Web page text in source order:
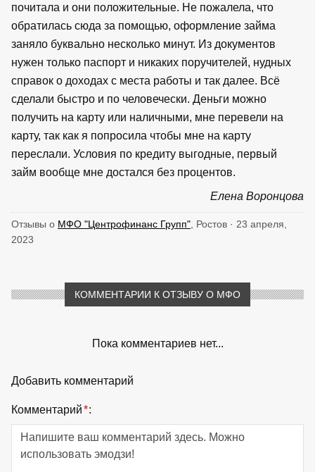
почитала и они положительные. Не пожалела, что
обратилась сюда за помощью, оформление займа
заняло буквально несколько минут. Из документов
нужен только паспорт и никаких поручителей, нудных
справок о доходах с места работы и так далее. Всё
сделали быстро и по человечески. Деньги можно
получить на карту или наличными, мне перевели на
карту, так как я попросила чтобы мне на карту
переслали. Условия по кредиту выгодные, первый
займ вообще мне достался без процентов.
Елена Воронцова
Отзывы о МФО "Центрофинанс Групп" , Ростов · 23 апреля,
2023
КОММЕНТАРИИ К ОТЗЫВУ О МФО
Пока комментариев нет...
Добавить комментарий
Комментарий*: